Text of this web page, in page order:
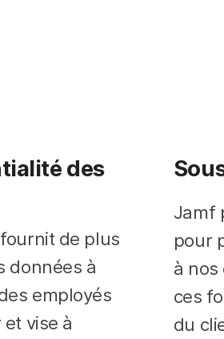
des
de plus
données à
employés
vise à
Jamf
pour
à
ces
du